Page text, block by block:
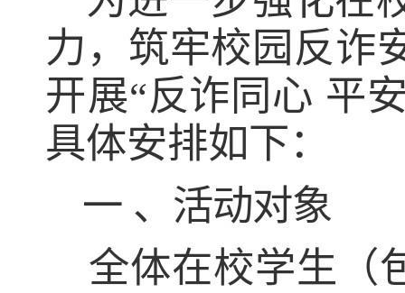
力，筑牢校园反诈
开展“反诈同心 平
具体安排如下：
一 、活动对象
全体在校学生 （